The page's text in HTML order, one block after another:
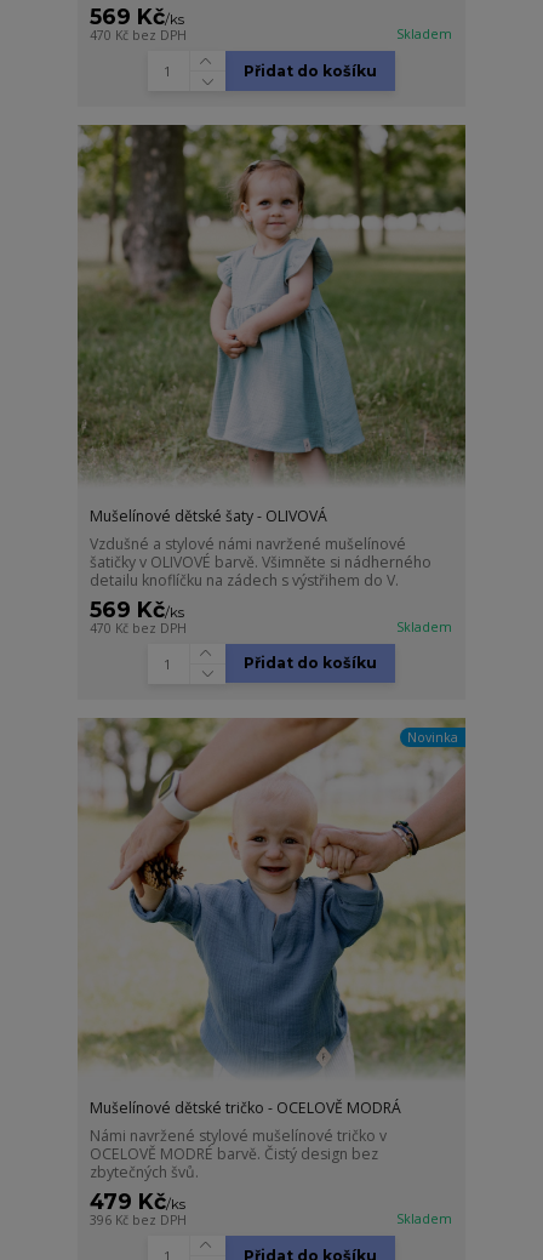
569 Kč/ks
470 Kč bez DPH Skladem
Přidat do košíku
Mušelínové dětské šaty - OLIVOVÁ
Vzdušné a stylové námi navržené mušelínové
šatičky v OLIVOVÉ barvě. Všimněte si nádherného
detailu knoflíčku na zádech s výstřihem do V.
569 Kč/ks
470 Kč bez DPH Skladem
Přidat do košíku
Novinka
Mušelínové dětské tričko - OCELOVĚ MODRÁ
Námi navržené stylové mušelínové tričko v
OCELOVĚ MODRÉ barvě. Čistý design bez
zbytečných švů.
479 Kč/ks
396 Kč bez DPH Skladem
Přidat do košíku